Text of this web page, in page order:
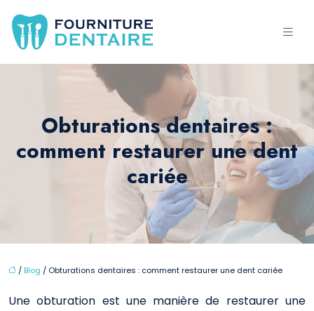
Obturations dentaires :
comment restaurer une dent
cariée
/ Blog / Obturations dentaires : comment restaurer une dent cariée
Une obturation est une manière de restaurer une